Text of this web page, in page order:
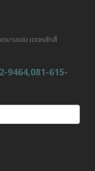
บางเขน เขตหลักสี่
9464,081-615-